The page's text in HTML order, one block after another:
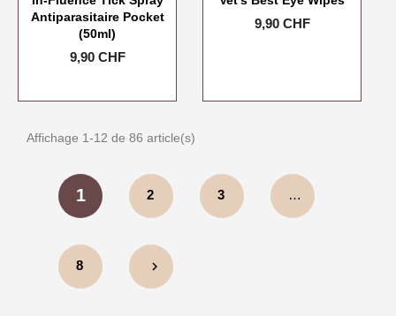
Antiparasitaire Pocket
(50ml)
Prix
9,90 CHF
Prix
9,90 CHF
Affichage 1-12 de 86 article(s)
1 2 3 …
8 chevron_right